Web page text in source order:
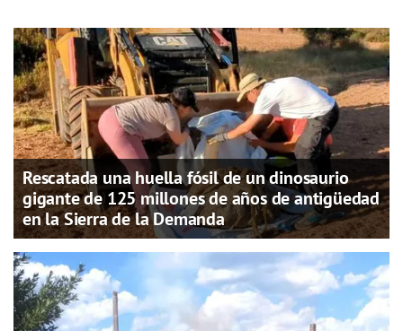
Rescatada una huella fósil de un dinosaurio
gigante de 125 millones de años de antigüedad
en la Sierra de la Demanda